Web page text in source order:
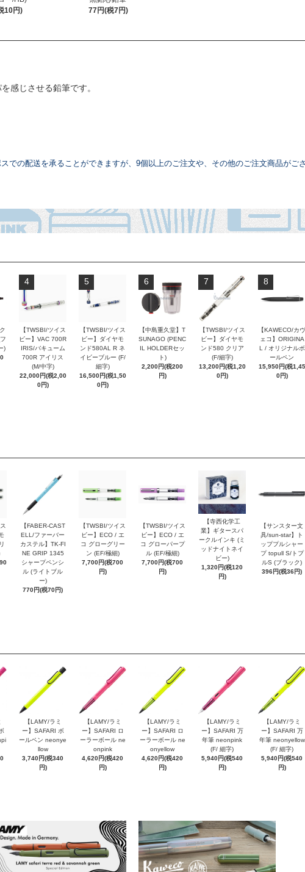
10円)
77円(税7円)
感じさせる鉛筆です。
での配送を承ることができますが、9個以上のご注文や、その他のご注文商品がご
)
4
【TWSBI/ツイス
ビー】VAC 700R
IRIS/バキューム
700R アイリス
(M/中字)
22,000円(税2,00
0円)
5
【TWSBI/ツイス
ビー】ダイヤモ
ンド580AL R ネ
イビーブルー (F/
細字)
16,500円(税1,50
0円)
6
【中島重久堂】T
SUNAGO (PENC
IL HOLDERセッ
ト)
2,200円(税200
円)
7
【TWSBI/ツイス
ビー】ダイヤモ
ンド580 クリア
(F/細字)
13,200円(税1,20
0円)
8
【KAWECO/カヴ
ェコ】ORIGINA
L / オリジナルボ
ールペン
15,950円(税1,45
0円)
【FABER-CAST
ELL/ファーバー
カステル】TK-FI
NE GRIP 1345
シャープペンシ
ル (ライトブル
ー)
770円(税70円)
【TWSBI/ツイス
ビー】ECO / エ
コ グローグリー
ン (EF/極細)
7,700円(税700
円)
【TWSBI/ツイス
ビー】ECO / エ
コ グローパープ
ル (EF/極細)
7,700円(税700
円)
【寺西化学工
業】ギタースパ
ークルインキ (ミ
ッドナイトネイ
ビー)
1,320円(税120
円)
【サンスター文
具/sun-star】ト
ッププルシャー
プ topull S/トプ
ルS (ブラック)
396円(税36円)
【LAMY/ラミ
ー】SAFARI ボ
ールペン neonye
llow
3,740円(税340
円)
【LAMY/ラミ
ー】SAFARI ロ
ーラーボール ne
onpink
4,620円(税420
円)
【LAMY/ラミ
ー】SAFARI ロ
ーラーボール ne
onyellow
4,620円(税420
円)
【LAMY/ラミ
ー】SAFARI 万
年筆 neonpink
(F/ 細字)
5,940円(税540
円)
【LAMY/ラミ
ー】SAFARI 万
年筆 neonyellow
(F/ 細字)
5,940円(税540
円)